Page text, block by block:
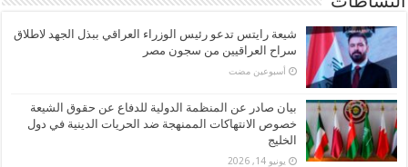
شيعة رايتس تدعو رئيس الوزراء العراقي ببذل الجهد لاطلاق
سراح العراقيين من سجون مصر
‏أسبوعين مضت
بيان صادر عن المنظمة الدولية للدفاع عن حقوق الشيعة
خصوص الانتهاكات الممنهجة ضد الحريات الدينية في دول
الخليج
يونيو 14, 2026